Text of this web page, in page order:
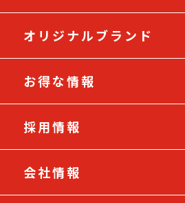
オリジナルブランド
お得な情報
採用情報
会社情報